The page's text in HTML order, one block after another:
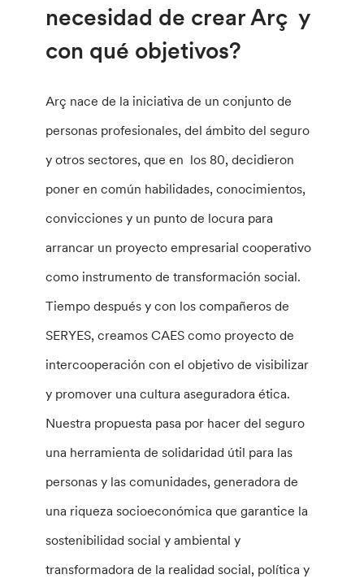
necesidad de crear Arç y
con qué objetivos?
Arç nace de la iniciativa de un conjunto de
personas profesionales, del ámbito del seguro
y otros sectores, que en los 80, decidieron
poner en común habilidades, conocimientos,
convicciones y un punto de locura para
arrancar un proyecto empresarial cooperativo
como instrumento de transformación social.
Tiempo después y con los compañeros de
SERYES, creamos CAES como proyecto de
intercooperación con el objetivo de visibilizar
y promover una cultura aseguradora ética.
Nuestra propuesta pasa por hacer del seguro
una herramienta de solidaridad útil para las
personas y las comunidades, generadora de
una riqueza socioeconómica que garantice la
sostenibilidad social y ambiental y
transformadora de la realidad social, política y